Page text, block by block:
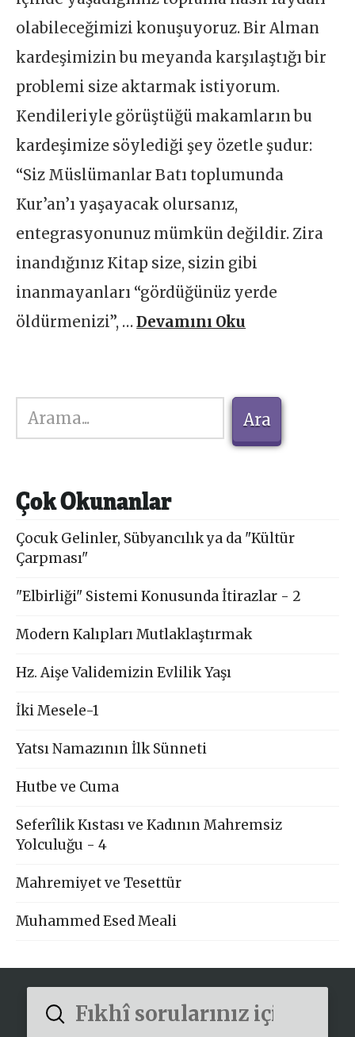
olabileceğimizi konuşuyoruz. Bir Alman
kardeşimizin bu meyanda karşılaştığı bir
problemi size aktarmak istiyorum.
Kendileriyle görüştüğü makamların bu
kardeşimize söylediği şey özetle şudur:
“Siz Müslümanlar Batı toplumunda
Kur’an’ı yaşayacak olursanız,
entegrasyonunuz mümkün değildir. Zira
inandığınız Kitap size, sizin gibi
inanmayanları “gördüğünüz yerde
öldürmenizi”, …Devamını Oku
Ara
Ara
Çok Okunanlar
Çocuk Gelinler, Sübyancılık ya da "Kültür
Çarpması"
"Elbirliği" Sistemi Konusunda İtirazlar - 2
Modern Kalıpları Mutlaklaştırmak
Hz. Aişe Validemizin Evlilik Yaşı
İki Mesele-1
Yatsı Namazının İlk Sünneti
Hutbe ve Cuma
Seferîlik Kıstası ve Kadının Mahremsiz
Yolculuğu - 4
Mahremiyet ve Tesettür
Muhammed Esed Meali
Search
Submit